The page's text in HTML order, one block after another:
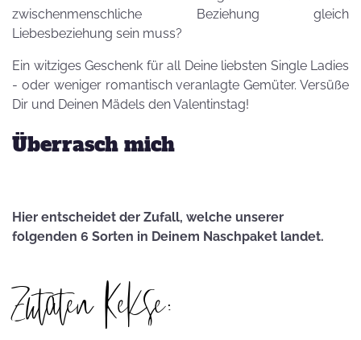
zwischenmenschliche Beziehung gleich
Liebesbeziehung sein muss?
Ein witziges Geschenk für all Deine liebsten Single Ladies
- oder weniger romantisch veranlagte Gemüter. Versüße
Dir und Deinen Mädels den Valentinstag!
Überrasch mich
Hier entscheidet der Zufall, welche unserer
folgenden 6 Sorten in Deinem Naschpaket landet.
Zutaten Kekse: